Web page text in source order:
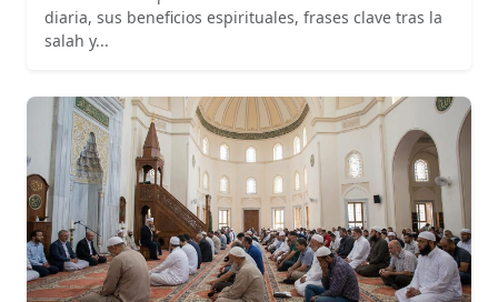
diaria, sus beneficios espirituales, frases clave tras la
salah y...